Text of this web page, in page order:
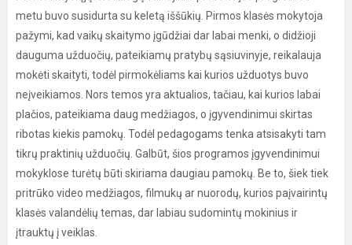
metu buvo susidurta su keletą iššūkių. Pirmos klasės mokytoja
pažymi, kad vaikų skaitymo įgūdžiai dar labai menki, o didžioji
dauguma užduočių, pateikiamų pratybų sąsiuvinyje, reikalauja
mokėti skaityti, todėl pirmokėliams kai kurios užduotys buvo
neįveikiamos. Nors temos yra aktualios, tačiau, kai kurios labai
plačios, pateikiama daug medžiagos, o įgyvendinimui skirtas
ribotas kiekis pamokų. Todėl pedagogams tenka atsisakyti tam
tikrų praktinių užduočių. Galbūt, šios programos įgyvendinimui
mokyklose turėtų būti skiriama daugiau pamokų. Be to, šiek tiek
pritrūko video medžiagos, filmukų ar nuorodų, kurios paįvairintų
klasės valandėlių temas, dar labiau sudomintų mokinius ir
įtrauktų į veiklas.